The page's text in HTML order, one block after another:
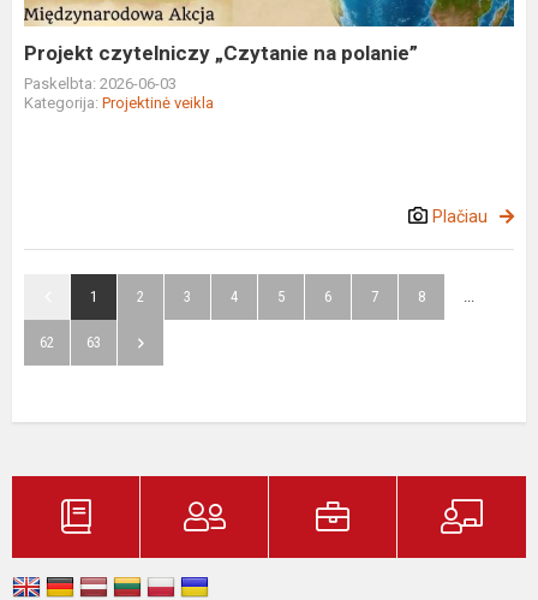
Projekt czytelniczy „Czytanie na polanie”
Paskelbta: 2026-06-03
Kategorija: Projektinė veikla
Plačiau
1 2 3 4 5 6 7 8 ...
62 63